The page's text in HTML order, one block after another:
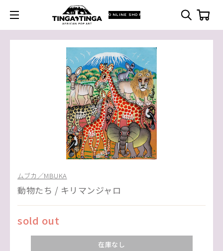
ONLINE SHOP
ムブカ／MBUKA
動物たち / キリマンジャロ
sold out
在庫なし